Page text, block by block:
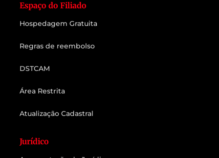
Espaço do Filiado
Hospedagem Gratuita
Regras de reembolso
DSTCAM
Área Restrita
Atualização Cadastral
Jurídico